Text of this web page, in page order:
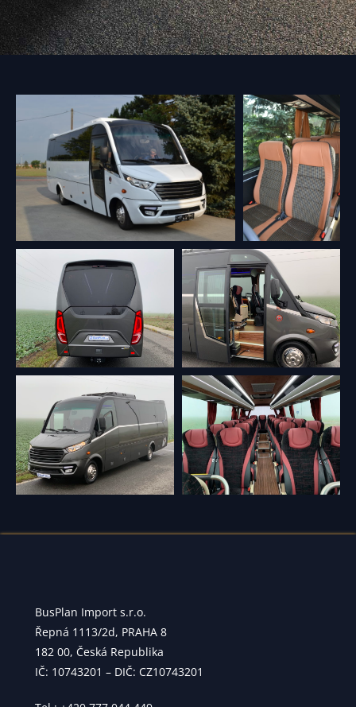
BusPlan Import s.r.o.
Řepná 1113/2d, PRAHA 8
182 00, Česká Republika
IČ: 10743201 – DIČ: CZ10743201